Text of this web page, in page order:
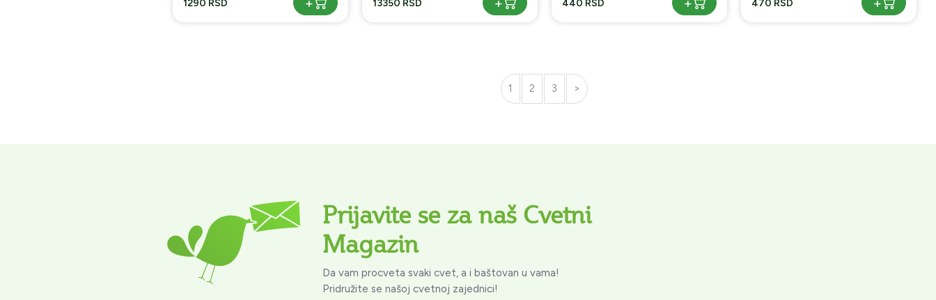
1290 RSD 13350 RSD 440 RSD 470 RSD
1 2 3 >
Prijavite se za naš Cvetni
Magazin
Da vam procveta svaki cvet, a i baštovan u vama!
Pridružite se našoj cvetnoj zajednici!